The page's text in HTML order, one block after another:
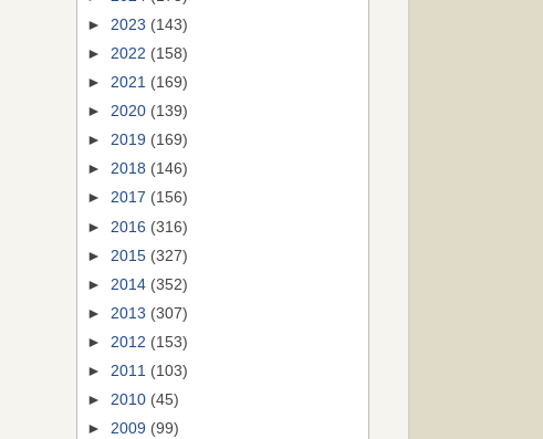
► 2023 (143)
► 2022 (158)
► 2021 (169)
► 2020 (139)
► 2019 (169)
► 2018 (146)
► 2017 (156)
► 2016 (316)
► 2015 (327)
► 2014 (352)
► 2013 (307)
► 2012 (153)
► 2011 (103)
► 2010 (45)
► 2009 (99)